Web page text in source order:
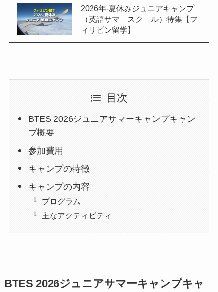
2026年-夏休みジュニアキャンプ
（英語サマースクール）特集【フ
ィリピン留学】
目次
BTES 2026ジュニアサマーキャンプキャン
プ概要
参加費用
キャンプの特徴
キャンプの内容
プログラム
主なアクティビティ
BTES 2026ジュニアサマーキャンプキャ